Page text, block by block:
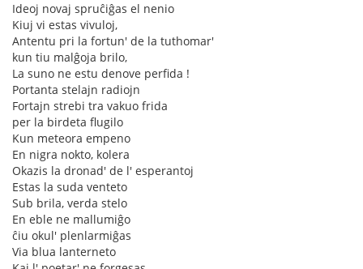
Ideoj novaj spruĉiĝas el nenio
Kiuj vi estas vivuloj,
Antentu pri la fortun' de la tuthomar'
kun tiu malĝoja brilo,
La suno ne estu denove perfida !
Portanta stelajn radiojn
Fortajn strebi tra vakuo frida
per la birdeta flugilo
Kun meteora empeno
En nigra nokto, kolera
Okazis la dronad' de l' esperantoj
Estas la suda venteto
Sub brila, verda stelo
En eble ne mallumiĝo
ĉiu okul' plenlarmiĝas
Via blua lanterneto